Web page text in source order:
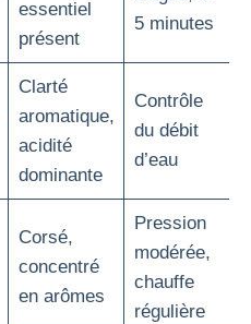
essentiel
présent
5 minutes
Clarté
aromatique,
acidité
dominante
Contrôle
du débit
d’eau
Corsé,
concentré
en arômes
Pression
modérée,
chauffe
régulière